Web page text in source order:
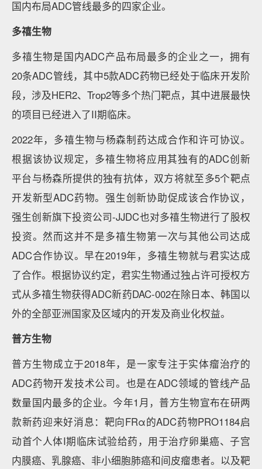
国内布局ADC管线最多的四家企业。
多禧生物
多禧生物是国内ADC产品布局最多的企业之一，拥有
20条ADC管线，其中5款ADC药物已经处于临床开发阶
段，涉及HER2、Trop2等多个热门靶点，其中进展最快
的项目已经进入了II期临床。
2022年，多禧生物与杨森制药达成合作和许可协议。
根据该协议规定，多禧生物将应用其独有的ADC创新
平台与杨森所提供的独有抗体，双方将就至多5个靶点
开发新型ADC药物。强生创新协助促成该合作协议，
强生创新旗下投资公司-JJDC也对多禧生物进行了股权
投资。然而这并不是多禧生物第一次与其他公司达成
ADC合作协议。早在2019年，多禧生物就与君实达成
了合作。根据协议约定，君实生物通过独占许可授权方
式从多禧生物获得ADC新药DAC-002在除日本、韩国以
外的全部亚洲国家及区域内的开发及商业化权益。
普方生物
普方生物成立于2018年，是一家专注于实体瘤治疗的
ADC药物开发技术公司。也是在ADC领域的管线产品
数量国内最多的企业。今年1月，普方生物宣布在研两
款新药迎来好消息：靶向FRα的ADC药物PRO1184启
动首个人体I期临床试验给药，用于治疗卵巢癌、子宫
内膜癌、乳腺癌、非小细胞肺癌和间皮瘤患者。以及靶